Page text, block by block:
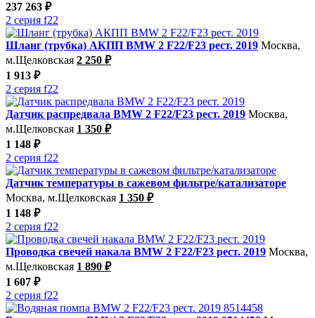
237 263 ₽
2 серия f22
Шланг (трубка) АКПП BMW 2 F22/F23 рест. 2019 Москва,
м.Щелковская 2 250 ₽
1 913 ₽
2 серия f22
Датчик распредвала BMW 2 F22/F23 рест. 2019 Москва,
м.Щелковская 1 350 ₽
1 148 ₽
2 серия f22
Датчик температуры в сажевом фильтре/катализаторе
Москва, м.Щелковская 1 350 ₽
1 148 ₽
2 серия f22
Проводка свечей накала BMW 2 F22/F23 рест. 2019 Москва,
м.Щелковская 1 890 ₽
1 607 ₽
2 серия f22